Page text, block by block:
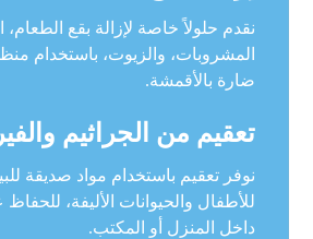
نقدم حلولاً خاصة لإزالة بقع الطعام،
المشروبات، والزيوت، باستخدام
ضارة بالأقمشة.
تعقيم من الجراثيم
نوفر تعقيم باستخدام مواد صديقة
للأطفال والحيوانات الأليفة،
داخل المنزل أو المكتب.